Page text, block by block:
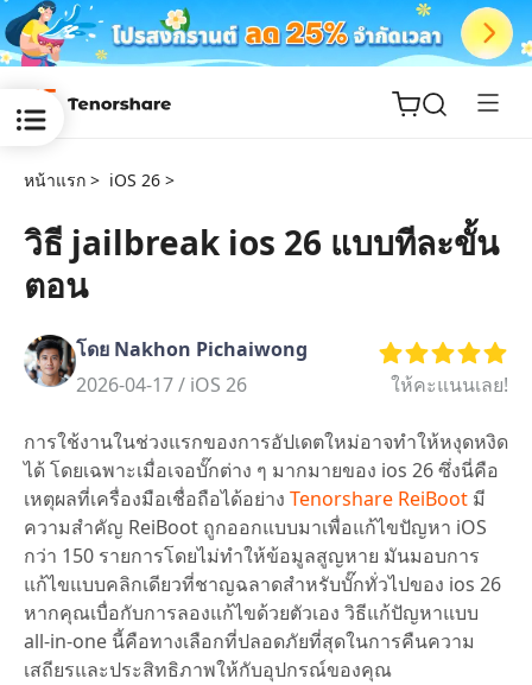
ReiBoot
Tenorshare
New
iAnyGo
หน้าแรก > iOS 26 >
วิธี jailbreak ios 26 แบบทีละขั้น
ตอน
โดย Nakhon Pichaiwong
2026-04-17 / iOS 26 ให้คะแนนเลย!
การใช้งานในช่วงแรกของการอัปเดตใหม่อาจทำให้หงุดหงิด
ได้ โดยเฉพาะเมื่อเจอบั๊กต่าง ๆ มากมายของ ios 26 ซึ่งนี่คือ
เหตุผลที่เครื่องมือเชื่อถือได้อย่าง Tenorshare ReiBoot มี
ความสำคัญ ReiBoot ถูกออกแบบมาเพื่อแก้ไขปัญหา iOS
กว่า 150 รายการโดยไม่ทำให้ข้อมูลสูญหาย มันมอบการ
แก้ไขแบบคลิกเดียวที่ชาญฉลาดสำหรับบั๊กทั่วไปของ ios 26
หากคุณเบื่อกับการลองแก้ไขด้วยตัวเอง วิธีแก้ปัญหาแบบ
all-in-one นี้คือทางเลือกที่ปลอดภัยที่สุดในการคืนความ
เสถียรและประสิทธิภาพให้กับอุปกรณ์ของคุณ